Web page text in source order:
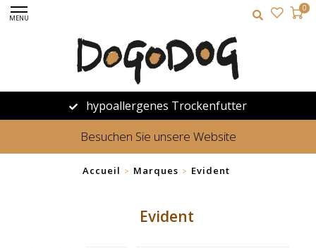
MENU
0
hypoallergenes Trockenfutter
Besuchen Sie unsere Website
Accueil > Marques > Evident
Evident